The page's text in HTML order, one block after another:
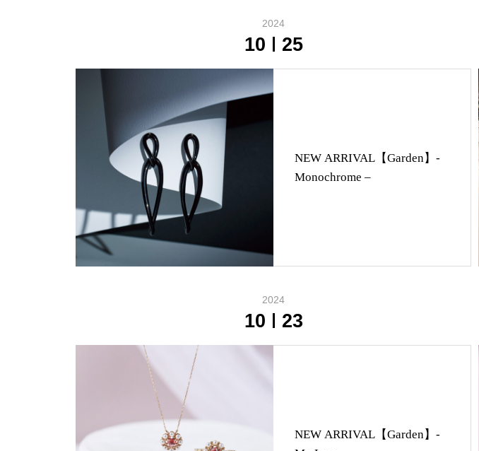
2024
10 25
NEW ARRIVAL【Garden】-
Monochrome –
2024
10 23
NEW ARRIVAL【Garden】-